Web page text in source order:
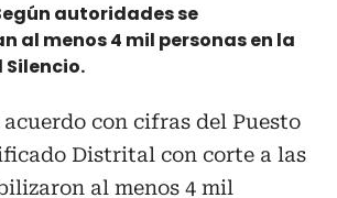
autoridades se
al menos 4 mil personas en la
Silencio.
acuerdo con cifras del Puesto
Distrital con corte a las
al menos 4 mil